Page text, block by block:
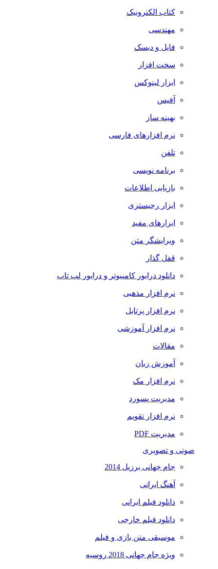
کتاب الکترونیک
مهندسی
فایل و دیسک
سخت افزار
ابزار لینوکس
آفیس
بهینه ساز
نرم افزارهای فارسی
تلفن
برنامه نویسی
بازیابی اطلاعات
ابزار رجیستری
ابزارهای مفید
ویرایشگر متن
قفل گذار
دانلود درایور کامپیوتر و درایور لپ تاپ
نرم افزار مذهبی
نرم افزار پرتابل
نرم افزار آموزشی
مقالات
آموزش زبان
نرم افزار مک
مدیریت پسورد
نرم افزار تقویم
مدیریت PDF
صوتی و تصویری
جام جهانی برزیل 2014
آهنگ ایرانی
دانلود فیلم ایرانی
دانلود فیلم خارجی
موسیقی متن بازی و فیلم
ویژه جام جهانی 2018 روسیه